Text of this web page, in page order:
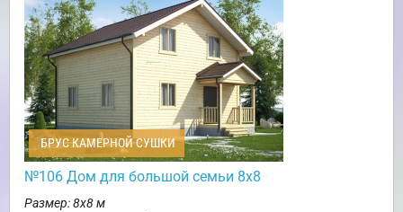
БРУС КАМЕРНОЙ СУШКИ
№106 Дом для большой семьи 8х8
Размер: 8х8 м